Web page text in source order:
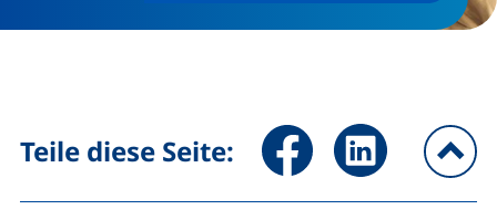
Teile diese Seite: Seite über Facebook teilen
Seite über